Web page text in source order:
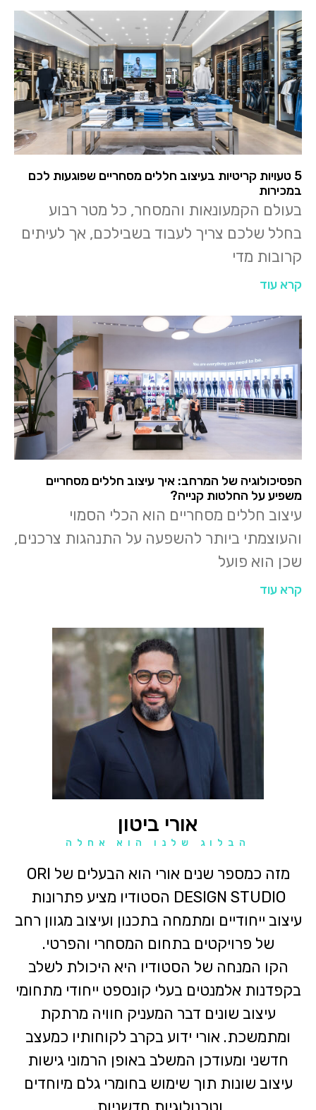
אורי ביטון
הבלוג שלנו הוא אחלה
מזה כמספר שנים אורי הוא הבעלים של ORI
DESIGN STUDIO הסטודיו מציע פתרונות
עיצוב ייחודיים ומתמחה בתכנון ועיצוב מגוון רחב
של פרויקטים בתחום המסחרי והפרטי.
הקו המנחה של הסטודיו היא היכולת לשלב
בקפדנות אלמנטים בעלי קונספט ייחודי מתחומי
עיצוב שונים דבר המעניק חוויה מרתקת
ומתמשכת. אורי ידוע בקרב לקוחותיו כמעצב
חדשני ומעודכן המשלב באופן הרמוני גישות
עיצוב שונות תוך שימוש בחומרי גלם מיוחדים
5 טעויות קריטיות בעיצוב חללים מסחריים שפוגעות לכם
במכירות
בעולם הקמעונאות והמסחר, כל מטר רבוע
בחלל שלכם צריך לעבוד בשבילכם, אך לעיתים
קרובות מדי
קרא עוד
הפסיכולוגיה של המרחב: איך עיצוב חללים מסחריים
משפיע על החלטות קנייה?
עיצוב חללים מסחריים הוא הכלי הסמוי
והעוצמתי ביותר להשפעה על התנהגות צרכנים,
שכן הוא פועל
קרא עוד